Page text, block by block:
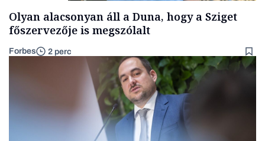
Olyan alacsonyan áll a Duna, hogy a Sziget
főszervezője is megszólalt
Forbes 2 perc